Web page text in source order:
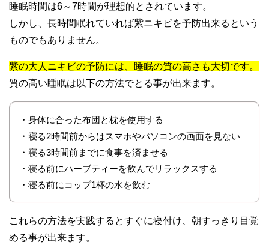
睡眠時間は6～7時間が理想的とされています。
しかし、長時間眠れていれば紫ニキビを予防出来るという
ものでもありません。
紫の大人ニキビの予防には、睡眠の質の高さも大切です。
質の高い睡眠は以下の方法でとる事が出来ます。
・身体に合った布団と枕を使用する
・寝る2時間前からはスマホやパソコンの画面を見ない
・寝る3時間前までに食事を済ませる
・寝る前にハーブティーを飲んでリラックスする
・寝る前にコップ1杯の水を飲む
これらの方法を実践するとすぐに寝付け、朝すっきり目覚
める事が出来ます。